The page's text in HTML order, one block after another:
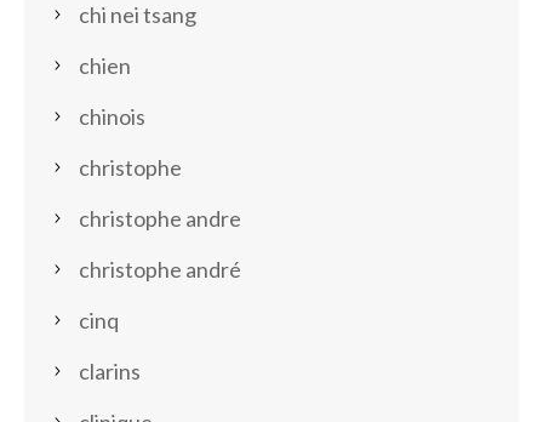
chi nei tsang
chien
chinois
christophe
christophe andre
christophe andré
cinq
clarins